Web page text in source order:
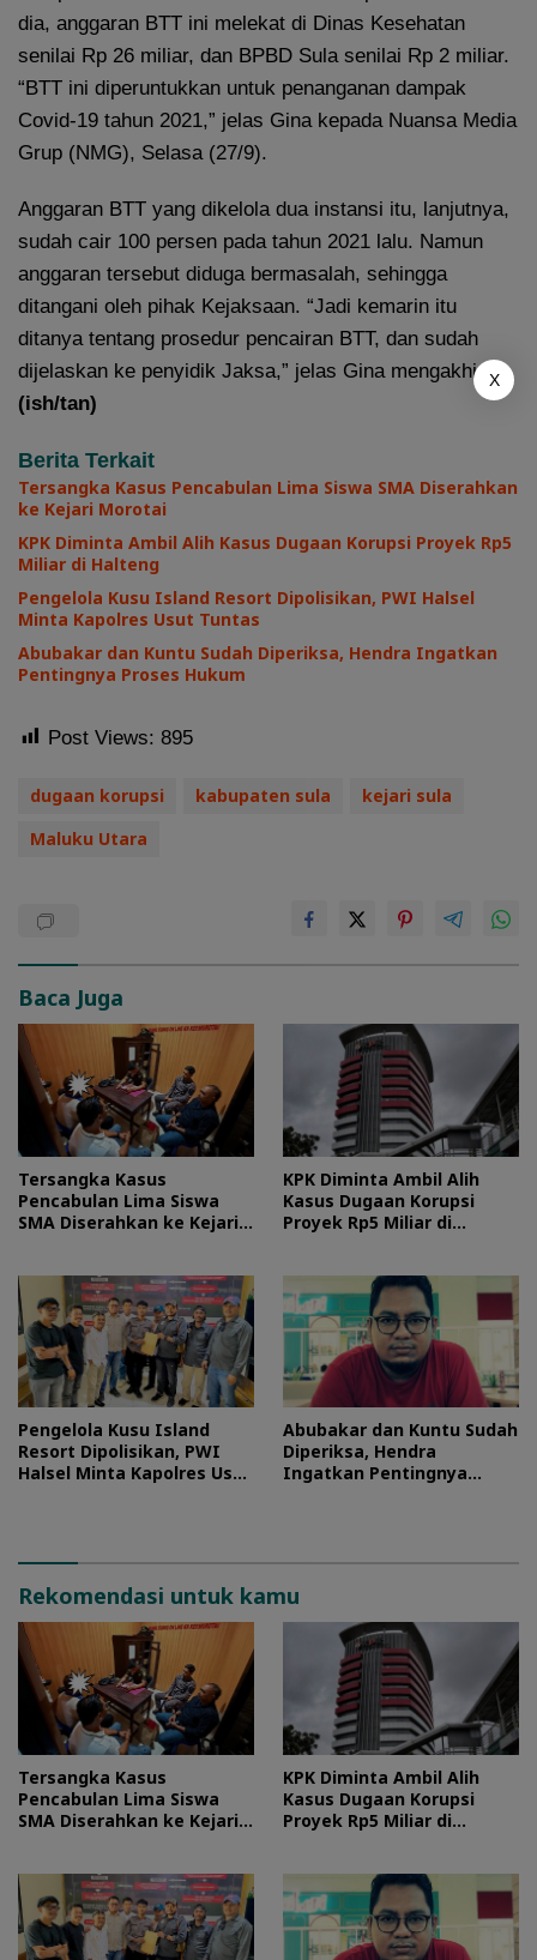
dia, anggaran BTT ini melekat di Dinas Kesehatan
senilai Rp 26 miliar, dan BPBD Sula senilai Rp 2 miliar.
“BTT ini diperuntukkan untuk penanganan dampak
Covid-19 tahun 2021,” jelas Gina kepada Nuansa Media
Grup (NMG), Selasa (27/9).
Anggaran BTT yang dikelola dua instansi itu, lanjutnya,
sudah cair 100 persen pada tahun 2021 lalu. Namun
anggaran tersebut diduga bermasalah, sehingga
ditangani oleh pihak Kejaksaan. “Jadi kemarin itu
ditanya tentang prosedur pencairan BTT, dan sudah
dijelaskan ke penyidik Jaksa,” jelas Gina mengakhiri.
(ish/tan)
Berita Terkait
Tersangka Kasus Pencabulan Lima Siswa SMA Diserahkan
ke Kejari Morotai
KPK Diminta Ambil Alih Kasus Dugaan Korupsi Proyek Rp5
Miliar di Halteng
Pengelola Kusu Island Resort Dipolisikan, PWI Halsel
Minta Kapolres Usut Tuntas
Abubakar dan Kuntu Sudah Diperiksa, Hendra Ingatkan
Pentingnya Proses Hukum
Post Views: 895
dugaan korupsi kabupaten sula
kejari sula
Maluku Utara
Baca Juga
Tersangka Kasus
Pencabulan Lima Siswa
SMA Diserahkan ke Kejari
KPK Diminta Ambil Alih
Kasus Dugaan Korupsi
Proyek Rp5 Miliar di
Pengelola Kusu Island
Resort Dipolisikan, PWI
Halsel Minta Kapolres Usut
Abubakar dan Kuntu Sudah
Diperiksa, Hendra
Ingatkan Pentingnya
Rekomendasi untuk kamu
Tersangka Kasus
Pencabulan Lima Siswa
SMA Diserahkan ke Kejari
KPK Diminta Ambil Alih
Kasus Dugaan Korupsi
Proyek Rp5 Miliar di
X